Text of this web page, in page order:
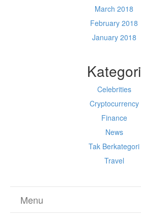
March 2018
February 2018
January 2018
Kategori
Celebrities
Cryptocurrency
Finance
News
Tak Berkategori
Travel
Menu